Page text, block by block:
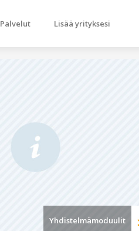
Palvelut Lisää yrityksesi
Yhdistelmämoduulit